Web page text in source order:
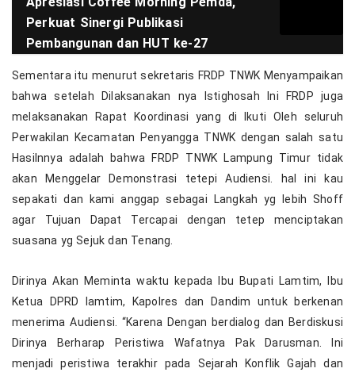
Perkuat Sinergi Publikasi
Pembangunan dan HUT ke-27
Sementara itu menurut sekretaris FRDP TNWK Menyampaikan
bahwa setelah Dilaksanakan nya Istighosah Ini FRDP juga
melaksanakan Rapat Koordinasi yang di Ikuti Oleh seluruh
Perwakilan Kecamatan Penyangga TNWK dengan salah satu
Hasilnnya adalah bahwa FRDP TNWK Lampung Timur tidak
akan Menggelar Demonstrasi tetepi Audiensi. hal ini kau
sepakati dan kami anggap sebagai Langkah yg lebih Shoff
agar Tujuan Dapat Tercapai dengan tetep menciptakan
suasana yg Sejuk dan Tenang.
Dirinya Akan Meminta waktu kepada Ibu Bupati Lamtim, Ibu
Ketua DPRD lamtim, Kapolres dan Dandim untuk berkenan
menerima Audiensi. “Karena Dengan berdialog dan Berdiskusi
Dirinya Berharap Peristiwa Wafatnya Pak Darusman. Ini
menjadi peristiwa terakhir pada Sejarah Konflik Gajah dan